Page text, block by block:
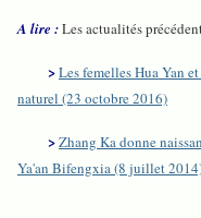
A lire :Les actualités
>Les femelles Hua Yan
naturel (23 octobre 2016)
>Zhang Ka donne
Ya'an Bifengxia (8 juillet